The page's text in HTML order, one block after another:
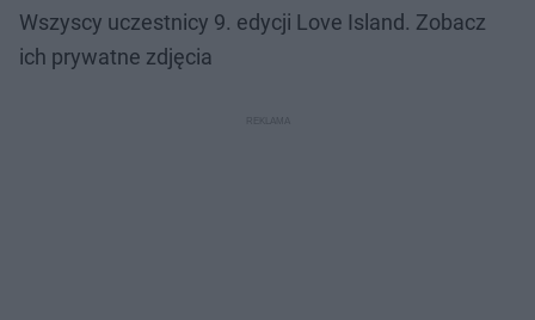
Wszyscy uczestnicy 9. edycji Love Island. Zobacz
ich prywatne zdjęcia